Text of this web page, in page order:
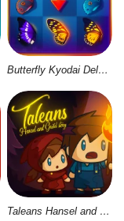
Butterfly Kyodai Deluxe 2
Taleans Hansel and Gretel